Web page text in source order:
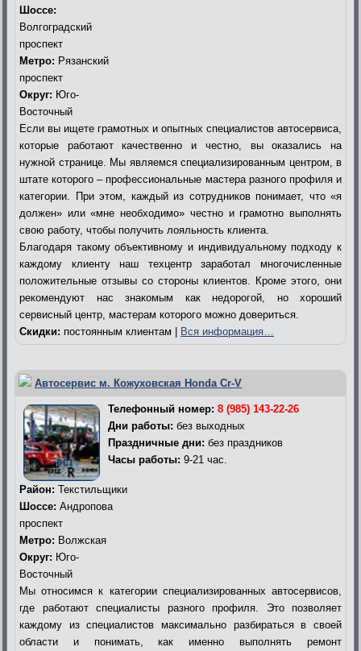
Шоссе:
Волгоградский
проспект
Метро: Рязанский
проспект
Округ: Юго-
Восточный
Если вы ищете грамотных и опытных специалистов автосервиса,
которые работают качественно и честно, вы оказались на
нужной странице. Мы являемся специализированным центром, в
штате которого – профессиональные мастера разного профиля и
категории. При этом, каждый из сотрудников понимает, что «я
должен» или «мне необходимо» честно и грамотно выполнять
свою работу, чтобы получить лояльность клиента.
Благодаря такому объективному и индивидуальному подходу к
каждому клиенту наш техцентр заработал многочисленные
положительные отзывы со стороны клиентов. Кроме этого, они
рекомендуют нас знакомым как недорогой, но хороший
сервисный центр, мастерам которого можно довериться.
Скидки: постоянным клиентам | Вся информация…
Автосервис м. Кожуховская Honda Cr-V
Телефонный номер: 8 (985) 143-22-26
Дни работы: без выходных
Праздничные дни: без праздников
Часы работы: 9-21 час.
Район: Текстильщики
Шоссе: Андропова
проспект
Метро: Волжская
Округ: Юго-
Восточный
Мы относимся к категории специализированных автосервисов,
где работают специалисты разного профиля. Это позволяет
каждому из специалистов максимально разбираться в своей
области и понимать, как именно выполнять ремонт